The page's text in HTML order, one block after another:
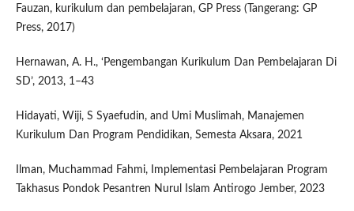
Fauzan, kurikulum dan pembelajaran, GP Press (Tangerang: GP
Press, 2017)
Hernawan, A. H., ‘Pengembangan Kurikulum Dan Pembelajaran Di
SD’, 2013, 1–43
Hidayati, Wiji, S Syaefudin, and Umi Muslimah, Manajemen
Kurikulum Dan Program Pendidikan, Semesta Aksara, 2021
Ilman, Muchammad Fahmi, Implementasi Pembelajaran Program
Takhasus Pondok Pesantren Nurul Islam Antirogo Jember, 2023